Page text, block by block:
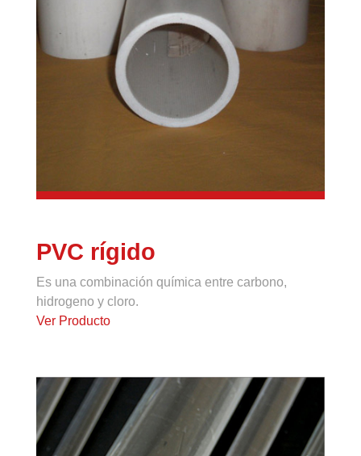
PVC rígido
Es una combinación química entre carbono,
hidrogeno y cloro.
Ver Producto